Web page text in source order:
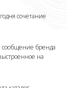
сочетание
сообщение бренда
на